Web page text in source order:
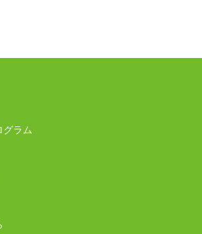
グラム